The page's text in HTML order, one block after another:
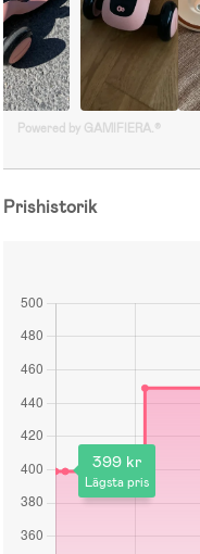
Powered by GAMIFIERA.®
Prishistorik
399 kr
Lägsta pris